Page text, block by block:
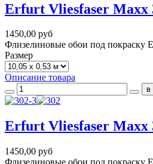
Erfurt Vliesfaser Maxx
1450,00 руб
Флизелиновые обои под покраску
Размер
Описание товара
Erfurt Vliesfaser Maxx
1450,00 руб